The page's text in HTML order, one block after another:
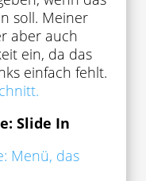
soll. Meiner
aber auch
ein, da das
einfach fehlt.
Slide In